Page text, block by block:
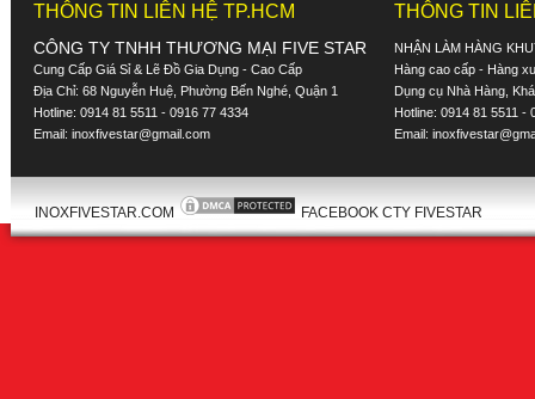
THÔNG TIN LIÊN HỆ TP.HCM
CÔNG TY TNHH THƯƠNG MẠI FIVE STAR
Cung Cấp Giá Sỉ & Lẽ Đồ Gia Dụng - Cao Cấp
Địa Chỉ: 68 Nguyễn Huệ, Phường Bến Nghé, Quận 1
Hotline: 0914 81 5511 - 0916 77 4334
Email: inoxfivestar@gmail.com
THÔNG TIN
NHẬN LÀM HÀNG
Hàng cao cấp - Hàng
Dụng cụ Nhà Hàng,
Hotline: 0914 81 5511 -
Email:
INOXFIVESTAR.COM FACEBOOK CTY FIVESTAR